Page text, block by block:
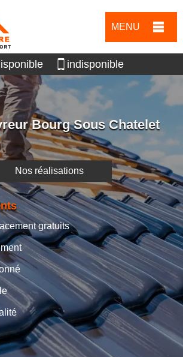
MENU
indisponible
Bourg Sous Chatelet
Nos réalisations
gratuits